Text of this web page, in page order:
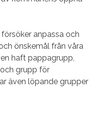
försöker anpassa och
önskemål från våra
haft pappagrupp,
grupp för
även löpande grupper